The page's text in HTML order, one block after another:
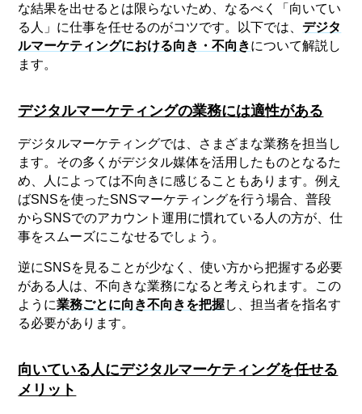
な結果を出せるとは限らないため、なるべく「向いてい
る人」に仕事を任せるのがコツです。以下では、デジタ
ルマーケティングにおける向き・不向きについて解説し
ます。
デジタルマーケティングの業務には適性がある
デジタルマーケティングでは、さまざまな業務を担当し
ます。その多くがデジタル媒体を活用したものとなるた
め、人によっては不向きに感じることもあります。例え
ばSNSを使ったSNSマーケティングを行う場合、普段
からSNSでのアカウント運用に慣れている人の方が、仕
事をスムーズにこなせるでしょう。
逆にSNSを見ることが少なく、使い方から把握する必要
がある人は、不向きな業務になると考えられます。この
ように業務ごとに向き不向きを把握し、担当者を指名す
る必要があります。
向いている人にデジタルマーケティングを任せる
メリット